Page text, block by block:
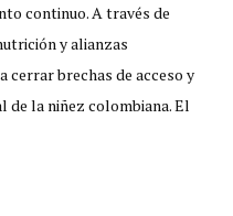
continuo. A través de
y alianzas
cerrar brechas de acceso y
la niñez colombiana. El